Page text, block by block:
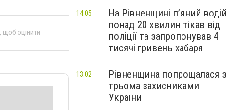
, щоб оцінити
На Рівненщині п’яний водій
понад 20 хвилин тікав від
поліції та запропонував 4
тисячі гривень хабаря
14:05
Рівненщина попрощалася з
трьома захисниками
України
13:02